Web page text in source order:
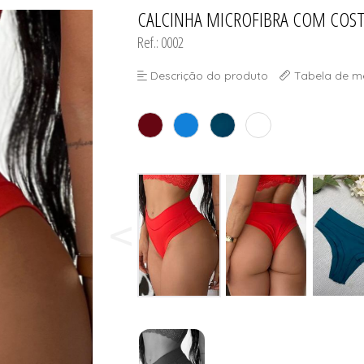
TODOS DE
TODOS DE MODA
TODOS DE PLUS
TODOS DE
CALCINHA MICROFIBRA COM
Ref.: 0002
Descrição do produto Tabela de